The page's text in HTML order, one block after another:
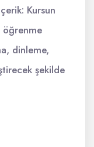
Kursun
öğrenme
dinleme,
şekilde